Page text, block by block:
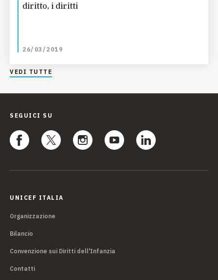
diritto, i diritti
26/03/2019
VEDI TUTTE
SEGUICI SU
UNICEF ITALIA
Organizzazione
Bilancio
Convenzione sui Diritti dell'Infanzia
Contatti